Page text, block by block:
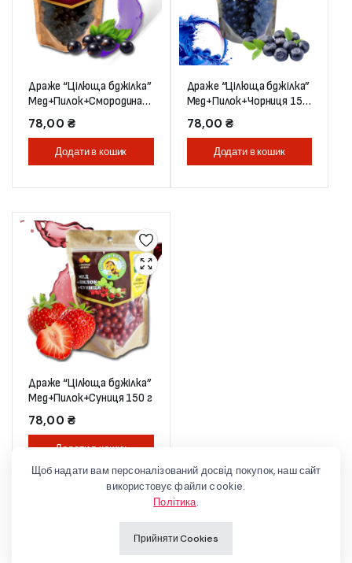
Драже “Цілюща бджілка”
Мед+Пилок+Смородина
150 г
78,00 ₴
Додати в кошик
Драже “Цілюща бджілка”
Мед+Пилок+Чорниця 150
г
78,00₴
Додати в кошик
Драже “Цілюща бджілка”
Мед+Пилок+Суниця 150 г
78,00 ₴
Додати в кошик
Щоб надати вам персоналізований досвід покупок, наш сайт
використовує файли cookie.
Політика.
Прийняти Cookies